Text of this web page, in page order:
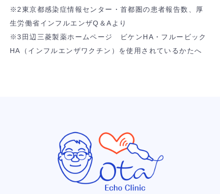
※2東京都感染症情報センター・首都圏の患者報告数、厚
生労働省インフルエンザQ＆Aより
※3田辺三菱製薬ホームページ ビケンHA・フルービック
HA（インフルエンザワクチン）を使用されているかたへ